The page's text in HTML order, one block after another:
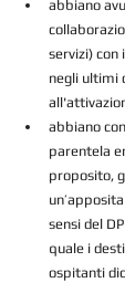
abbiano
servizi)
negli ultimi
abbiano
parentela
proposito,
sensi del
quale i
ospitanti